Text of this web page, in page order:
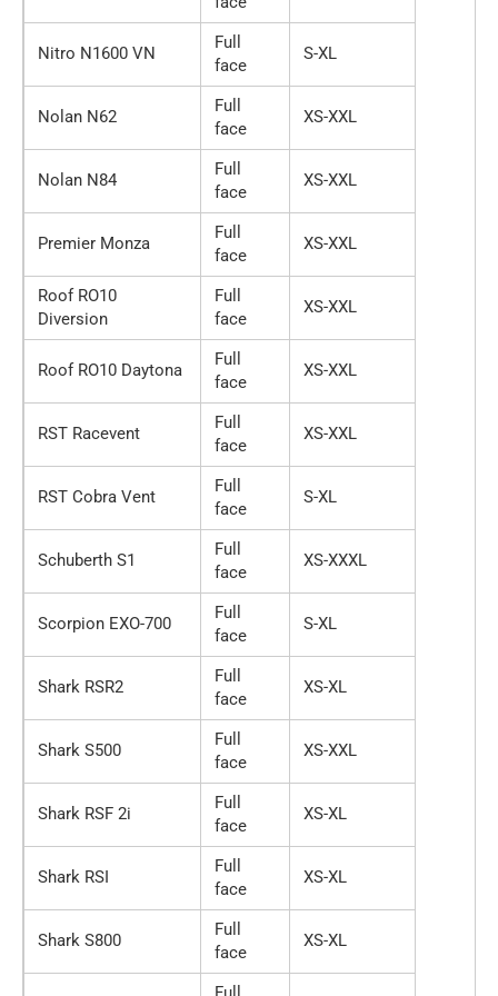
Nitro N1600 VN
Full
face
S-XL
Nolan N62
Full
face
XS-XXL
Nolan N84
Full
face
XS-XXL
Premier Monza
Full
face
XS-XXL
Roof RO10
Diversion
Full
face
XS-XXL
Roof RO10 Daytona
Full
face
XS-XXL
RST Racevent
Full
face
XS-XXL
RST Cobra Vent
Full
face
S-XL
Schuberth S1
Full
face
XS-XXXL
Scorpion EXO-700
Full
face
S-XL
Shark RSR2
Full
face
XS-XL
Shark S500
Full
face
XS-XXL
Shark RSF 2i
Full
face
XS-XL
Shark RSI
Full
face
XS-XL
Shark S800
Full
face
XS-XL